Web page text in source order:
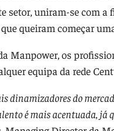
setor, uniram-se com
queiram começar
Manpower, os
equipa da rede
do
é mais acentuada,